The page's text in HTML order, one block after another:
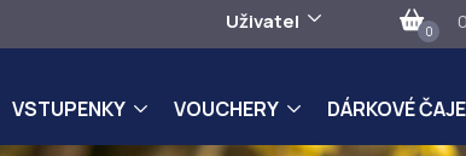
Uživatel 0
VSTUPENKY VOUCHERY DÁRKOVÉ ČAJE